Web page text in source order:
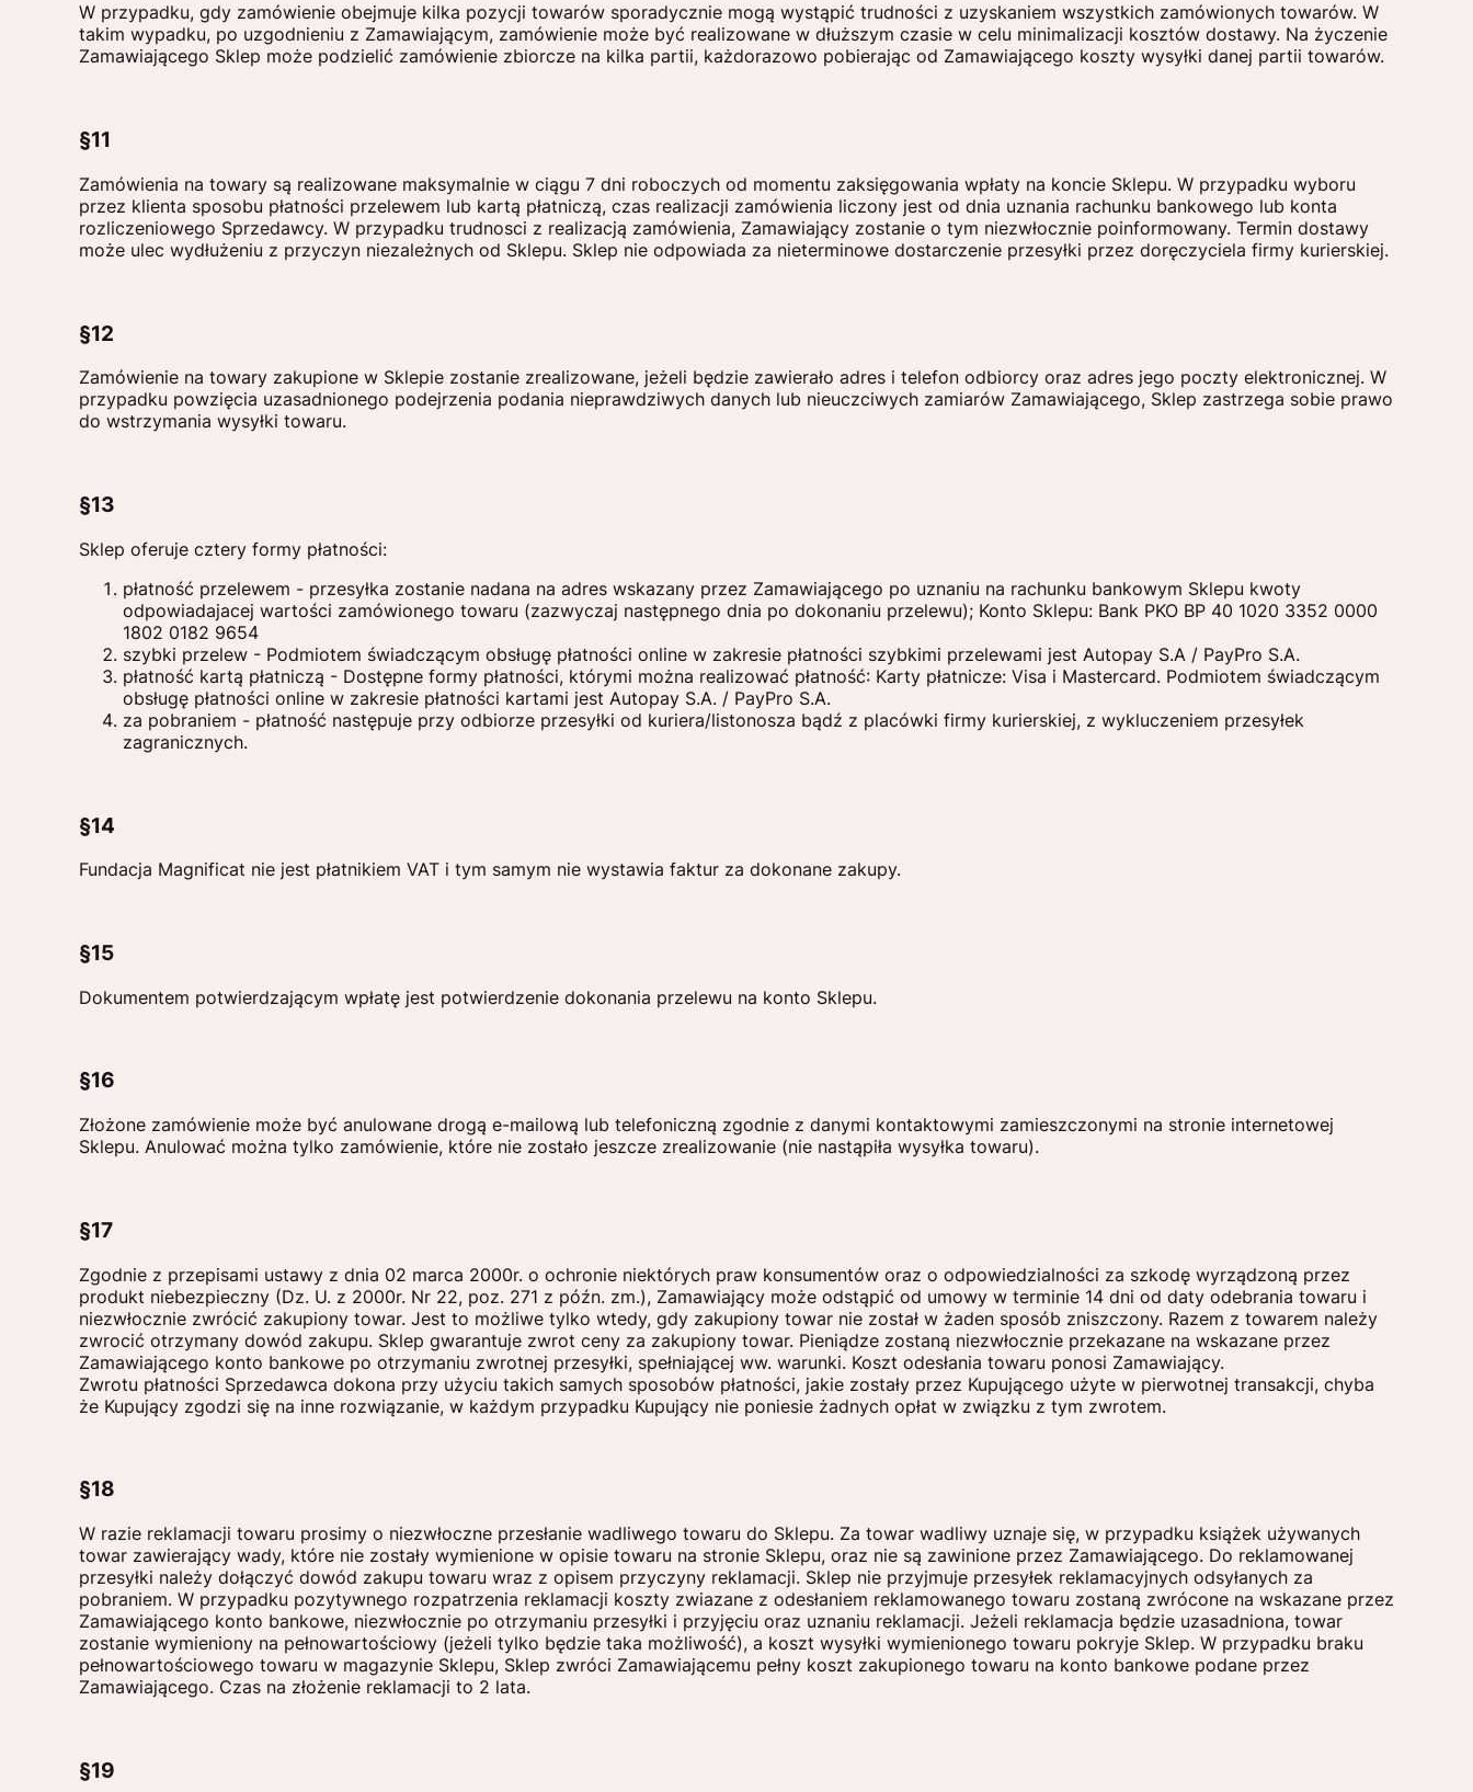
W przypadku, gdy zamówienie obejmuje kilka pozycji towarów sporadycznie mogą wystąpić trudności z uzyskaniem wszystkich zamówionych towarów. W
takim wypadku, po uzgodnieniu z Zamawiającym, zamówienie może być realizowane w dłuższym czasie w celu minimalizacji kosztów dostawy. Na życzenie
Zamawiającego Sklep może podzielić zamówienie zbiorcze na kilka partii, każdorazowo pobierając od Zamawiającego koszty wysyłki danej partii towarów.
§11
Zamówienia na towary są realizowane maksymalnie w ciągu 7 dni roboczych od momentu zaksięgowania wpłaty na koncie Sklepu. W przypadku wyboru
przez klienta sposobu płatności przelewem lub kartą płatniczą, czas realizacji zamówienia liczony jest od dnia uznania rachunku bankowego lub konta
rozliczeniowego Sprzedawcy. W przypadku trudnosci z realizacją zamówienia, Zamawiający zostanie o tym niezwłocznie poinformowany. Termin dostawy
może ulec wydłużeniu z przyczyn niezależnych od Sklepu. Sklep nie odpowiada za nieterminowe dostarczenie przesyłki przez doręczyciela firmy kurierskiej.
§12
Zamówienie na towary zakupione w Sklepie zostanie zrealizowane, jeżeli będzie zawierało adres i telefon odbiorcy oraz adres jego poczty elektronicznej. W
przypadku powzięcia uzasadnionego podejrzenia podania nieprawdziwych danych lub nieuczciwych zamiarów Zamawiającego, Sklep zastrzega sobie prawo
do wstrzymania wysyłki towaru.
§13
Sklep oferuje cztery formy płatności:
płatność przelewem - przesyłka zostanie nadana na adres wskazany przez Zamawiającego po uznaniu na rachunku bankowym Sklepu kwoty
odpowiadajacej wartości zamówionego towaru (zazwyczaj następnego dnia po dokonaniu przelewu); Konto Sklepu: Bank PKO BP 40 1020 3352 0000
1802 0182 9654
szybki przelew - Podmiotem świadczącym obsługę płatności online w zakresie płatności szybkimi przelewami jest Autopay S.A / PayPro S.A.
płatność kartą płatniczą - Dostępne formy płatności, którymi można realizować płatność: Karty płatnicze: Visa i Mastercard. Podmiotem świadczącym
obsługę płatności online w zakresie płatności kartami jest Autopay S.A. / PayPro S.A.
za pobraniem - płatność następuje przy odbiorze przesyłki od kuriera/listonosza bądź z placówki firmy kurierskiej, z wykluczeniem przesyłek
zagranicznych.
§14
Fundacja Magnificat nie jest płatnikiem VAT i tym samym nie wystawia faktur za dokonane zakupy.
§15
Dokumentem potwierdzającym wpłatę jest potwierdzenie dokonania przelewu na konto Sklepu.
§16
Złożone zamówienie może być anulowane drogą e-mailową lub telefoniczną zgodnie z danymi kontaktowymi zamieszczonymi na stronie internetowej
Sklepu. Anulować można tylko zamówienie, które nie zostało jeszcze zrealizowanie (nie nastąpiła wysyłka towaru).
§17
Zgodnie z przepisami ustawy z dnia 02 marca 2000r. o ochronie niektórych praw konsumentów oraz o odpowiedzialności za szkodę wyrządzoną przez
produkt niebezpieczny (Dz. U. z 2000r. Nr 22, poz. 271 z późn. zm.), Zamawiający może odstąpić od umowy w terminie 14 dni od daty odebrania towaru i
niezwłocznie zwrócić zakupiony towar. Jest to możliwe tylko wtedy, gdy zakupiony towar nie został w żaden sposób zniszczony. Razem z towarem należy
zwrocić otrzymany dowód zakupu. Sklep gwarantuje zwrot ceny za zakupiony towar. Pieniądze zostaną niezwłocznie przekazane na wskazane przez
Zamawiającego konto bankowe po otrzymaniu zwrotnej przesyłki, spełniającej ww. warunki. Koszt odesłania towaru ponosi Zamawiający.
Zwrotu płatności Sprzedawca dokona przy użyciu takich samych sposobów płatności, jakie zostały przez Kupującego użyte w pierwotnej transakcji, chyba
że Kupujący zgodzi się na inne rozwiązanie, w każdym przypadku Kupujący nie poniesie żadnych opłat w związku z tym zwrotem.
§18
W razie reklamacji towaru prosimy o niezwłoczne przesłanie wadliwego towaru do Sklepu. Za towar wadliwy uznaje się, w przypadku książek używanych
towar zawierający wady, które nie zostały wymienione w opisie towaru na stronie Sklepu, oraz nie są zawinione przez Zamawiającego. Do reklamowanej
przesyłki należy dołączyć dowód zakupu towaru wraz z opisem przyczyny reklamacji. Sklep nie przyjmuje przesyłek reklamacyjnych odsyłanych za
pobraniem. W przypadku pozytywnego rozpatrzenia reklamacji koszty zwiazane z odesłaniem reklamowanego towaru zostaną zwrócone na wskazane przez
Zamawiającego konto bankowe, niezwłocznie po otrzymaniu przesyłki i przyjęciu oraz uznaniu reklamacji. Jeżeli reklamacja będzie uzasadniona, towar
zostanie wymieniony na pełnowartościowy (jeżeli tylko będzie taka możliwość), a koszt wysyłki wymienionego towaru pokryje Sklep. W przypadku braku
pełnowartościowego towaru w magazynie Sklepu, Sklep zwróci Zamawiającemu pełny koszt zakupionego towaru na konto bankowe podane przez
Zamawiającego. Czas na złożenie reklamacji to 2 lata.
§19